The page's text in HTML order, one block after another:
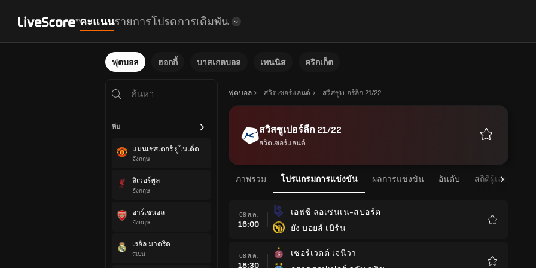
คะแนนรายการโปรดการเดิมพัน
ฟุตบอล ฮอกกี้ บาสเกตบอล เทนนิส คริกเก็ต
ทีม
แมนเชสเตอร์ ยูไนเต็ด
อังกฤษ
ลิเวอร์พูล
อังกฤษ
อาร์เซนอล
อังกฤษ
เรอัล มาดริด
สเปน
ฟุตบอล สวิตเซอร์แลนด์ สวิสซูเปอร์ลีก 21/22
สวิสซูเปอร์ลีก 21/22
สวิตเซอร์แลนด์
ภาพรวม โปรแกรมการแข่งขัน ผลการแข่งขัน อันดับ สถิติผู้เล่น
08 ส.ค.
16:00
เอฟซี ลอเซนเน-สปอร์ต
ยัง บอยส์ เบิร์น
08 ส.ค.
18:30
เซอร์เวตต์ เจนีวา